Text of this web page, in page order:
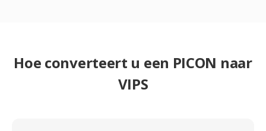
Hoe converteert u een PICON naar
VIPS